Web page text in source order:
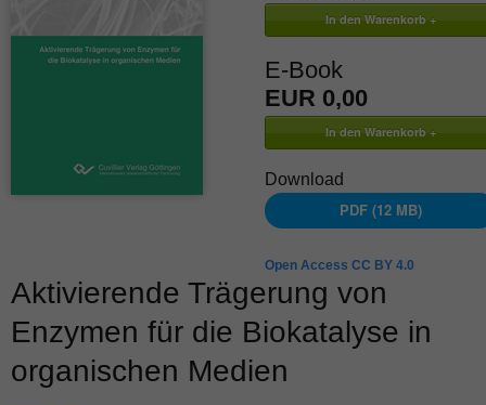
E-Book
EUR 0,00
Download
PDF (12 MB)
Open Access CC BY 4.0
Aktivierende Trägerung von
Enzymen für die Biokatalyse in
organischen Medien